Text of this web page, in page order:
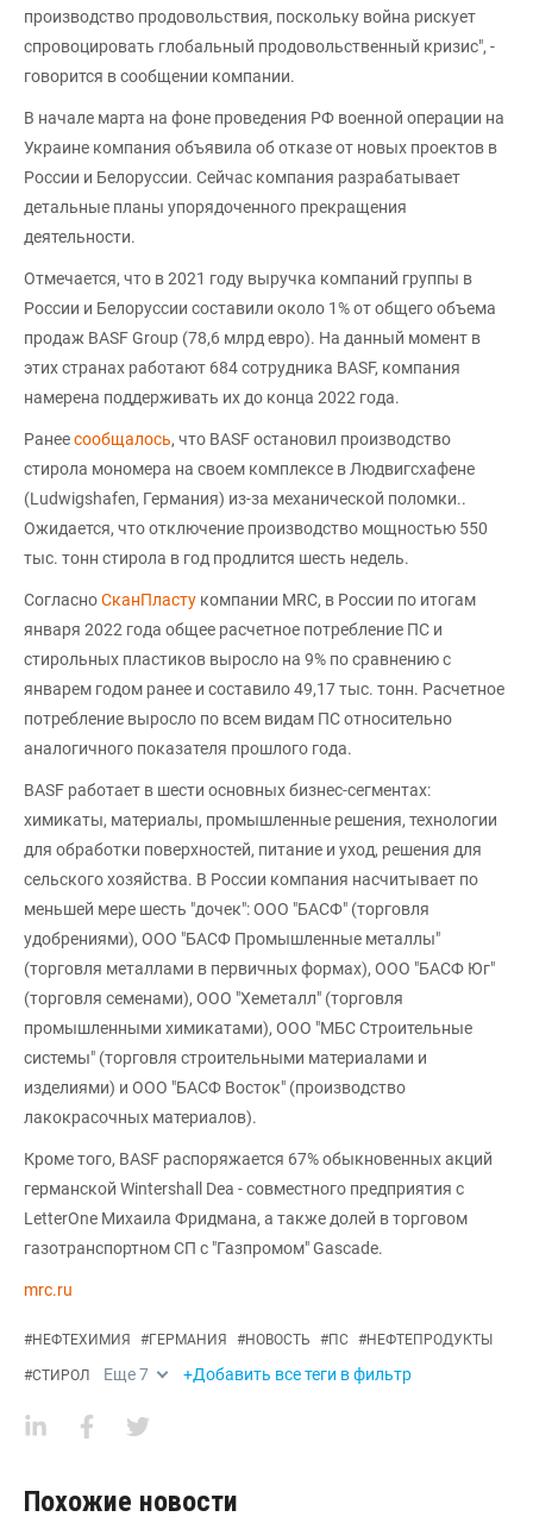
производство продовольствия, поскольку война рискует
спровоцировать глобальный продовольственный кризис", -
говорится в сообщении компании.
В начале марта на фоне проведения РФ военной операции на
Украине компания объявила об отказе от новых проектов в
России и Белоруссии. Сейчас компания разрабатывает
детальные планы упорядоченного прекращения
деятельности.
Отмечается, что в 2021 году выручка компаний группы в
России и Белоруссии составили около 1% от общего объема
продаж BASF Group (78,6 млрд евро). На данный момент в
этих странах работают 684 сотрудника BASF, компания
намерена поддерживать их до конца 2022 года.
Ранеесообщалось, что BASF остановил производство
стирола мономера на своем комплексе в Людвигсхафене
(Ludwigshafen, Германия) из-за механической поломки..
Ожидается, что отключение производство мощностью 550
тыс. тонн стирола в год продлится шесть недель.
СогласноСканПласту компании MRC, в России по итогам
января 2022 года общее расчетное потребление ПС и
стирольных пластиков выросло на 9% по сравнению с
январем годом ранее и составило 49,17 тыс. тонн. Расчетное
потребление выросло по всем видам ПС относительно
аналогичного показателя прошлого года.
BASF работает в шести основных бизнес-сегментах:
химикаты, материалы, промышленные решения, технологии
для обработки поверхностей, питание и уход, решения для
сельского хозяйства. В России компания насчитывает по
меньшей мере шесть "дочек": ООО "БАСФ" (торговля
удобрениями), ООО "БАСФ Промышленные металлы"
(торговля металлами в первичных формах), ООО "БАСФ Юг"
(торговля семенами), ООО "Хеметалл" (торговля
промышленными химикатами), ООО "МБС Строительные
системы" (торговля строительными материалами и
изделиями) и ООО "БАСФ Восток" (производство
лакокрасочных материалов).
Кроме того, BASF распоряжается 67% обыкновенных акций
германской Wintershall Dea - совместного предприятия с
LetterOne Михаила Фридмана, а также долей в торговом
газотранспортном СП с "Газпромом" Gascade.
mrc.ru
#НЕФТЕХИМИЯ #ГЕРМАНИЯ #НОВОСТЬ #ПС #НЕФТЕПРОДУКТЫ
#СТИРОЛ Еще7 +Добавить все теги в фильтр
Похожие новости